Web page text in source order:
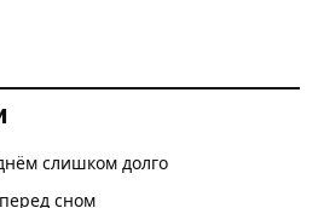
слишком долго
сном